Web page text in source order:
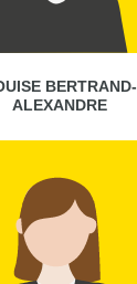
BERTRAND-
ALEXANDRE